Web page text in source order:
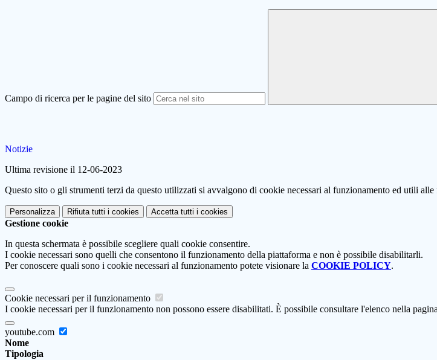
Campo di ricerca per le pagine del sito
Notizie
Ultima revisione il 12-06-2023
Questo sito o gli strumenti terzi da questo utilizzati si avvalgono di cookie necessari al funzionamento ed utili
Personalizza Rifiuta tutti i cookies Accetta tutti i cookies
Gestione cookie
In questa schermata è possibile scegliere quali cookie consentire.
I cookie necessari sono quelli che consentono il funzionamento della piattaforma e non è possibile disabilitarli.
Per conoscere quali sono i cookie necessari al funzionamento potete visionare la COOKIE POLICY.
Cookie necessari per il funzionamento
I cookie necessari per il funzionamento non possono essere disabilitati. È possibile consultare l'elenco nella
youtube.com
Nome
Tipologia